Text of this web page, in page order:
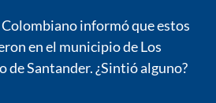
informó que estos
en el municipio de Los
de Santander. ¿Sintió alguno?